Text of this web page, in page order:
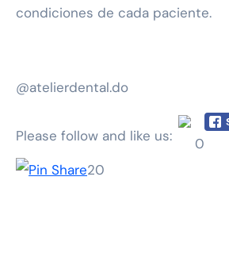
condiciones de cada paciente.
@atelierdental.do
Please follow and like us: 0
20